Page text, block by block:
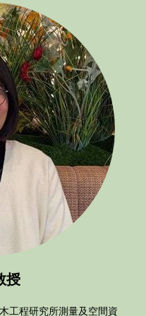
授
工程研究所測量及空間資